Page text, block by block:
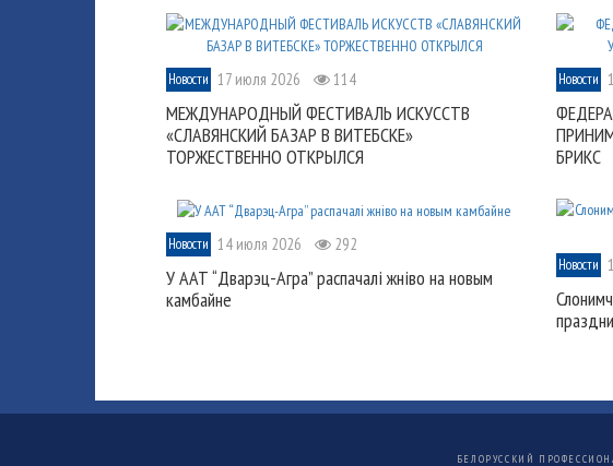
Новости 17 июля 2026 114
МЕЖДУНАРОДНЫЙ ФЕСТИВАЛЬ ИСКУССТВ
«СЛАВЯНСКИЙ БАЗАР В ВИТЕБСКЕ»
ТОРЖЕСТВЕННО ОТКРЫЛСЯ
Новости
БРИКС
Новости 14 июля 2026 292
У ААТ “Дварэц-Агра” распачалі жніво на новым
камбайне
Новости
БЕЛОРУССКИЙ